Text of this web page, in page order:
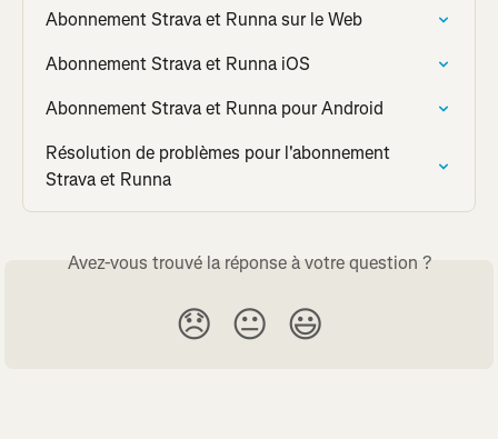
Abonnement Strava et Runna sur le Web
Abonnement Strava et Runna iOS
Abonnement Strava et Runna pour Android
Résolution de problèmes pour l'abonnement
Strava et Runna
Avez-vous trouvé la réponse à votre question ?
😞 😐 😃